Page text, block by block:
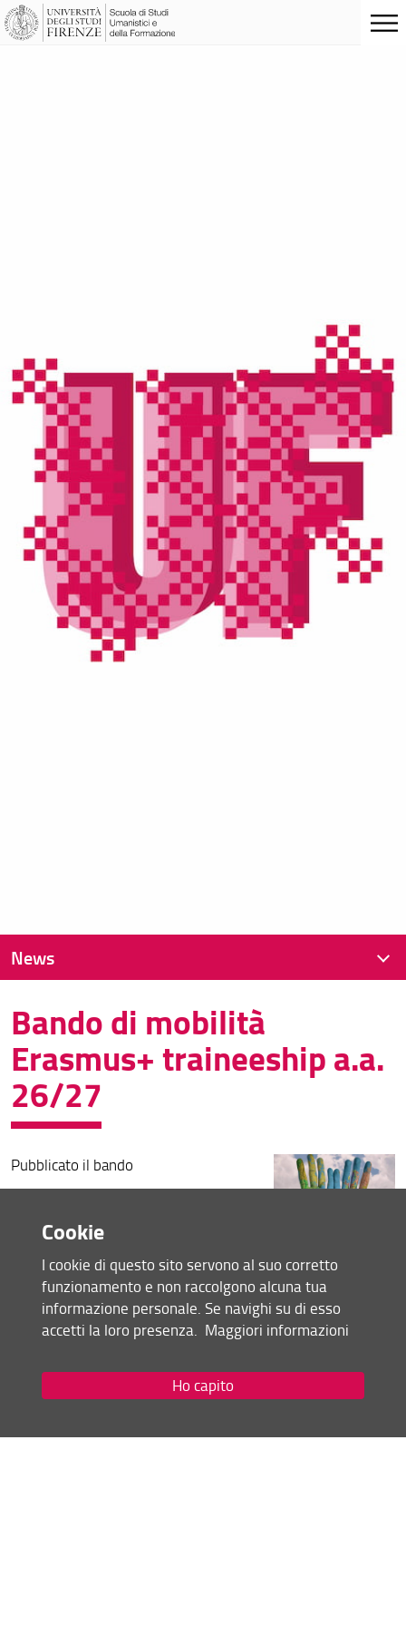
Bando di mobilità
Erasmus+ traineeship a.a.
26/27
Pubblicato il bando
Consulta la pagina dedicata (URL)
23 Marzo 2026 (Archiviata
Condividi
News
News recenti
Archivio
Mappa del sito
RSS feed
Privacy
Cookie
I cookie di questo sito servono al suo corretto
funzionamento e non raccolgono alcuna tua
informazione personale. Se navighi su di esso
accetti la loro presenza. Maggiori informazioni
Ho capito